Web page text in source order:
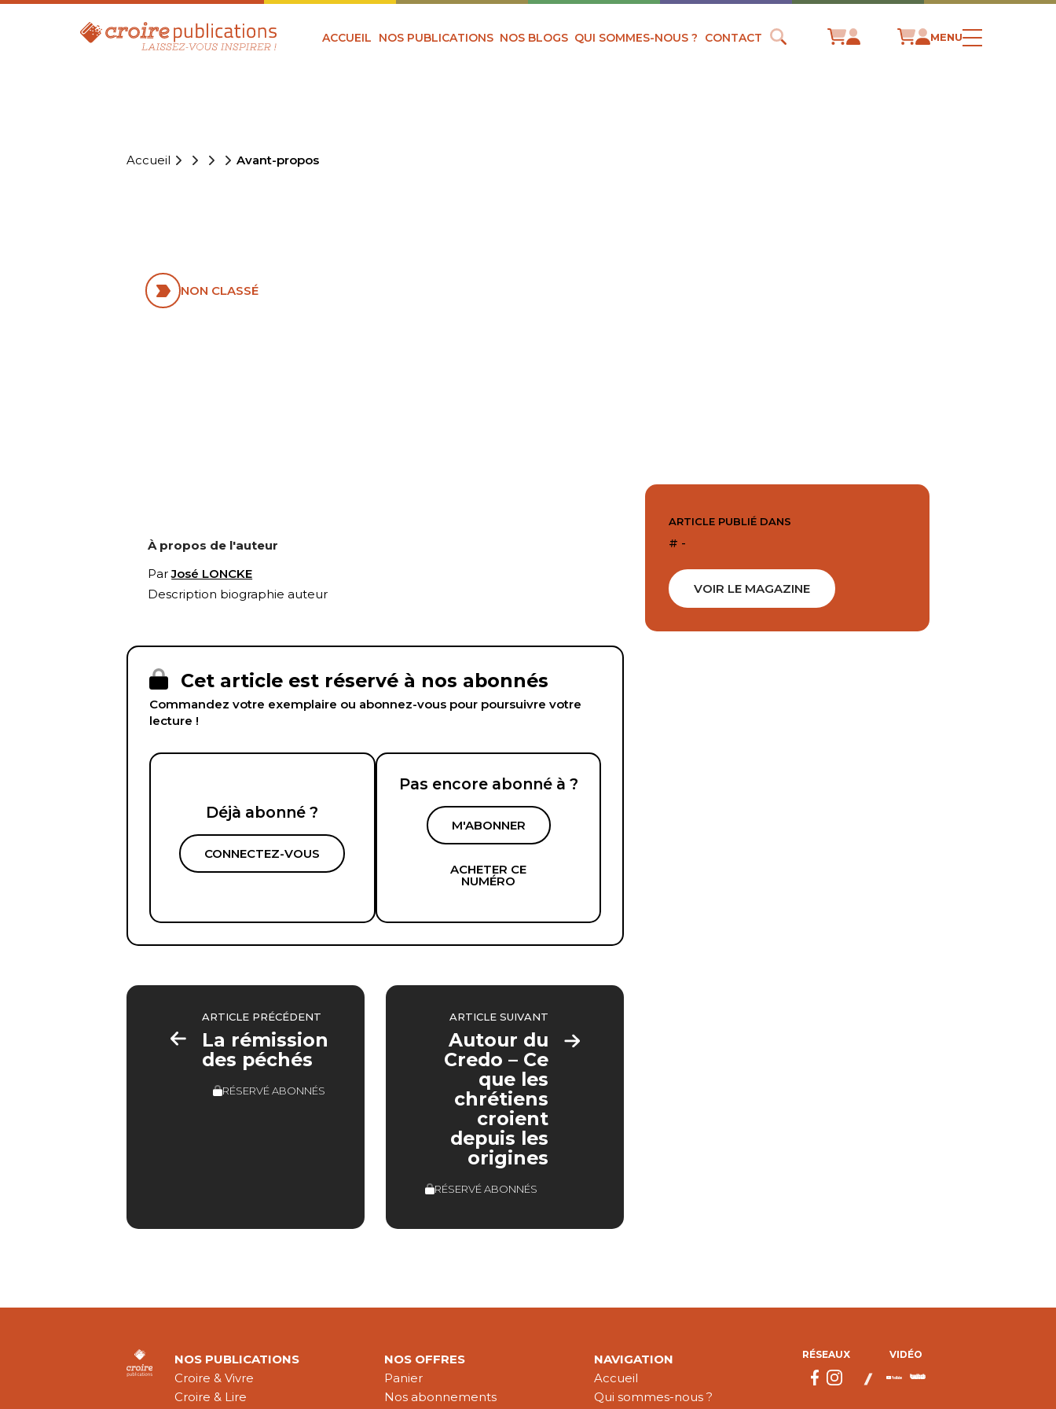
ACCUEIL NOS PUBLICATIONS NOS BLOGS QUI SOMMES-NOUS ? CONTACT MENU
Accueil Avant-propos
NON CLASSÉ
À propos de l'auteur
ParJosé LONCKE
Description biographie auteur
Cet article est réservé à nos abonnés
Commandez votre exemplaire ou abonnez-vous pour poursuivre votre
lecture !
Déjà abonné ?
CONNECTEZ-VOUS
Pas encore abonné à ?
M'ABONNER
ACHETER CE
NUMÉRO
ARTICLE PRÉCÉDENT
La rémission
des péchés
RÉSERVÉ ABONNÉS
ARTICLE SUIVANT
Autour du
Credo – Ce
que les
chrétiens
croient
depuis les
origines
RÉSERVÉ ABONNÉS
ARTICLE PUBLIÉ DANS
# -
VOIR LE MAGAZINE
NOS PUBLICATIONS
Croire & Vivre
Croire & Lire
NOS OFFRES
Panier
Nos abonnements
NAVIGATION
Accueil
Qui sommes-nous ?
RÉSEAUX VIDÉO